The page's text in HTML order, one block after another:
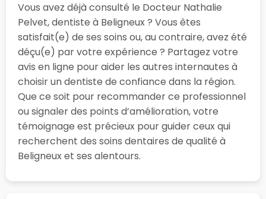
Vous avez déjà consulté le Docteur Nathalie
Pelvet, dentiste à Beligneux ? Vous êtes
satisfait(e) de ses soins ou, au contraire, avez été
déçu(e) par votre expérience ? Partagez votre
avis en ligne pour aider les autres internautes à
choisir un dentiste de confiance dans la région.
Que ce soit pour recommander ce professionnel
ou signaler des points d’amélioration, votre
témoignage est précieux pour guider ceux qui
recherchent des soins dentaires de qualité à
Beligneux et ses alentours.